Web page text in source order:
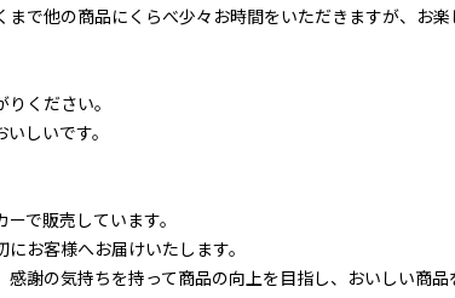
まで他の商品にくらべ少々お時間をいただきますが、お
ください。
しいです。
ーで販売しています。
お客様へお届けいたします。
謝の気持ちを持って商品の向上を目指し、おいしい商